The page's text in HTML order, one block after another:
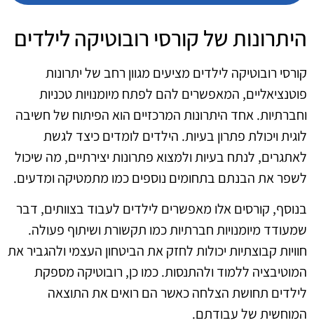
היתרונות של קורסי רובוטיקה לילדים
קורסי רובוטיקה לילדים מציעים מגוון רחב של יתרונות
פוטנציאליים, המאפשרים להם לפתח מיומנויות טכניות
וחברתיות. אחד היתרונות המרכזיים הוא הפיתוח של חשיבה
לוגית ויכולת פתרון בעיות. הילדים לומדים כיצד לגשת
לאתגרים, לנתח בעיות ולמצוא פתרונות יצירתיים, מה שיכול
לשפר את הבנתם בתחומים נוספים כמו מתמטיקה ומדעים.
בנוסף, קורסים אלו מאפשרים לילדים לעבוד בצוותים, דבר
שמעודד מיומנויות חברתיות כמו תקשורת ושיתוף פעולה.
חוויות קבוצתיות יכולות לחזק את הביטחון העצמי ולהגביר את
המוטיבציה ללמוד ולהתנסות. כמו כן, רובוטיקה מספקת
לילדים תחושת הצלחה כאשר הם רואים את התוצאה
המוחשית של עבודתם.